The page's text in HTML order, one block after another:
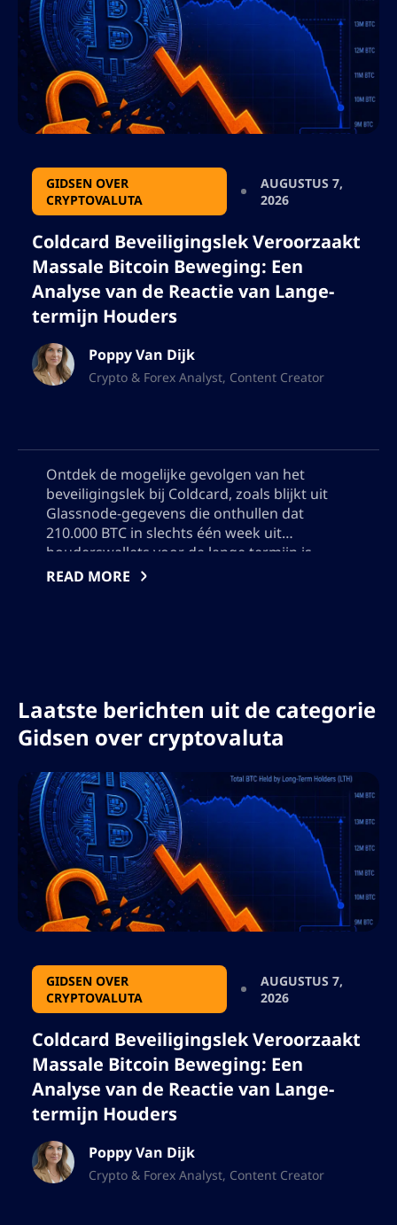
GIDSEN OVER
CRYPTOVALUTA
AUGUSTUS 7,
2026
Coldcard Beveiligingslek Veroorzaakt
Massale Bitcoin Beweging: Een
Analyse van de Reactie van Lange-
termijn Houders
Poppy Van Dijk
Crypto & Forex Analyst, Content Creator
Ontdek de mogelijke gevolgen van het
beveiligingslek bij Coldcard, zoals blijkt uit
Glassnode-gegevens die onthullen dat
210.000 BTC in slechts één week uit
houderswallets voor de lange termijn is
verplaatst. Leer over het belang van deze
verstoren.
READ MORE
Laatste berichten uit de categorie
Gidsen over cryptovaluta
GIDSEN OVER
CRYPTOVALUTA
AUGUSTUS 7,
2026
Coldcard Beveiligingslek Veroorzaakt
Massale Bitcoin Beweging: Een
Analyse van de Reactie van Lange-
termijn Houders
Poppy Van Dijk
Crypto & Forex Analyst, Content Creator